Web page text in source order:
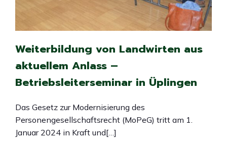
Weiterbildung von Landwirten aus
aktuellem Anlass –
Betriebsleiterseminar in Üplingen
Das Gesetz zur Modernisierung des
Personengesellschaftsrecht (MoPeG) tritt am 1.
Januar 2024 in Kraft und[…]